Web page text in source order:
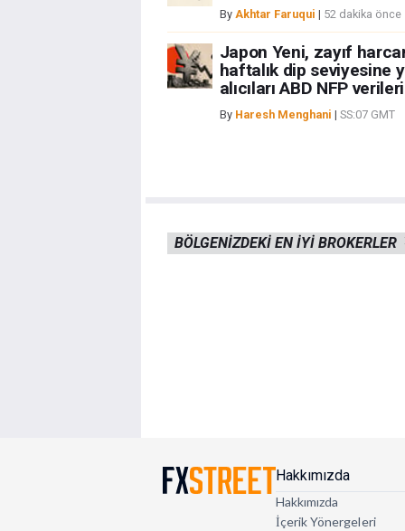
By Akhtar Faruqui | 52 dakika önce
Japon Yeni, zayıf
haftalık dip seviyesine
alıcıları ABD NFP
By Haresh Menghani | SS:07 GMT
BÖLGENIZDEKI EN IYI BROKERLER
Hakkımızda
Hakkımızda
İçerik Yönergeleri